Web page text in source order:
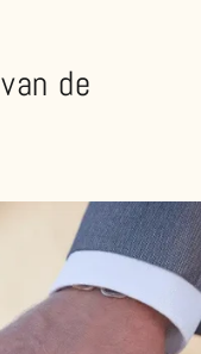
de